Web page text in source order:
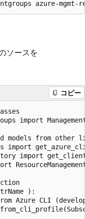
ソースを
コピー
import
models from other
import
import
):
Azure CLI